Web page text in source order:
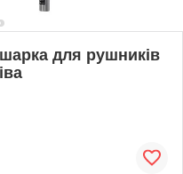
для рушників